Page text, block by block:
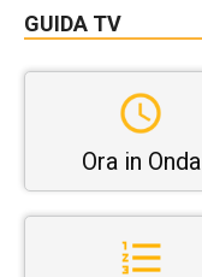
GUIDA TV
Ora in Onda